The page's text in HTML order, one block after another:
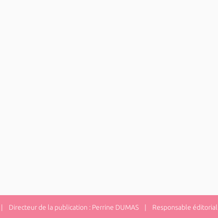
Directeur de la publication : Perrine DUMAS | Responsable éditorial :